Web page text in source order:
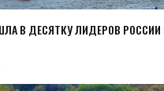
В ДЕСЯТКУ ЛИДЕРОВ РОССИИ